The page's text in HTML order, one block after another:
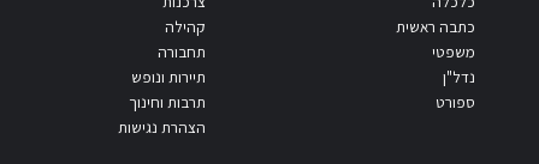
כתבה ראשית
משפטי
נדל"ן
ספורט
קהילה
תחבורה
תיירות ונופש
תרבות וחינוך
הצהרת נגישות